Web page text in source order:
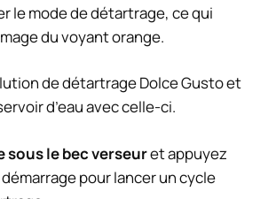
le mode de détartrage, ce qui
du voyant orange.
de détartrage Dolce Gusto et
d’eau avec celle-ci.
sous le bec verseuret appuyez
pour lancer un cycle